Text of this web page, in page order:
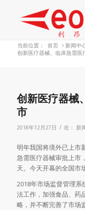
当前位置： 首页 > 新闻中
创新医疗器械、临床急需医
创新医疗器械
市
2018年12月27日 / 在： 新
明年我国将境外已上市
急需医疗器械审批上市
天。今天开幕的全国市
2018年市场监督管理
法工作，加强食品、药
略，并不断完善了市场